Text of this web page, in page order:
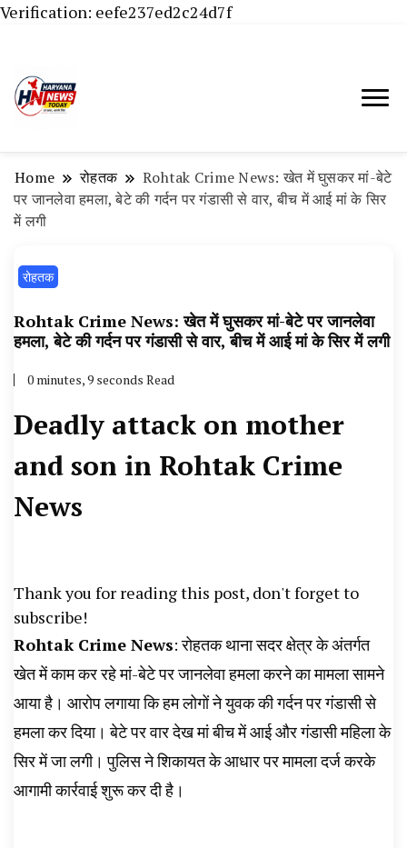
Verification: eefe237ed2c24d7f
हांसी, जींद और हरियाणा की ताजा खबरें
Haryana News Today, Haryana Live, Live
चैनल, Haryana News Today, Latest News
Hisar, Hisar Breaking News, Hansi News
Weather Update in Haryana, Weather Alert
in Haryana, Rain Alert in Haryana, Haryana
Police Action, Haryana Porotet Update,
News, Student Portest News, Kisan Protest
News, AHN News, Abtak Haryana News,
Home रोहतक
Rohtak Crime News: खेत में घुसकर मां-बेटे
पर जानलेवा हमला, बेटे की गर्दन पर गंडासी से वार, बीच में आई मां के सिर
में लगी
रोहतक
Rohtak Crime News: खेत में घुसकर मां-बेटे पर जानलेवा
हमला, बेटे की गर्दन पर गंडासी से वार, बीच में आई मां के सिर में लगी
0 minutes, 9 seconds Read
Deadly attack on mother
and son in Rohtak Crime
News
Thank you for reading this post, don't forget to
subscribe!
Rohtak Crime News: रोहतक थाना सदर क्षेत्र के अंतर्गत
खेत में काम कर रहे मां-बेटे पर जानलेवा हमला करने का मामला सामने
आया है। आरोप लगाया कि हम लोगों ने युवक की गर्दन पर गंडासी से
हमला कर दिया। बेटे पर वार देख मां बीच में आई और गंडासी महिला के
सिर में जा लगी। पुलिस ने शिकायत के आधार पर मामला दर्ज करके
आगामी कार्रवाई शुरू कर दी है।